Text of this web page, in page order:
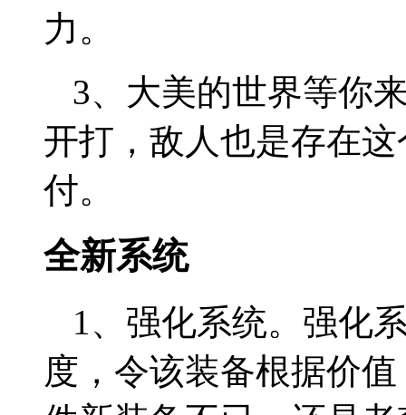
力。
3、大美的世界等你
开打，敌人也是存在
付。
全新系统
1、强化系统。强化
度，令该装备根据价